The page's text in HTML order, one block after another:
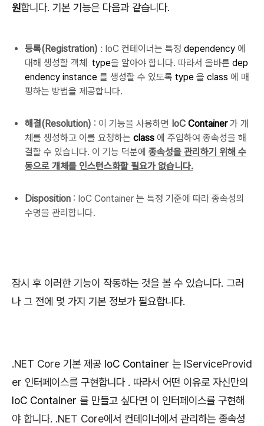
원합니다. 기본 기능은 다음과 같습니다.
등록(Registration) : IoC 컨테이너는 특정 dependency 에
대해 생성할 객체
type을 알아야 합니다. 따라서 올바른 dep
endency instance 를 생성할 수 있도록 type 을 class 에 매
핑하는 방법을 제공합니다.
해결(Resolution) : 이 기능을 사용하면 IoC Container 가 개
체를 생성하고 이를 요청하는 class 에 주입하여 종속성을 해
결할 수 있습니다. 이 기능 덕분에 종속성을 관리하기 위해 수
동으로 개체를 인스턴스화할 필요가 없습니다.
Disposition : IoC Container 는 특정 기준에 따라 종속성의
수명을 관리합니다.
잠시 후 이러한 기능이 작동하는 것을 볼 수 있습니다. 그러
나 그 전에 몇 가지 기본 정보가 필요합니다.
.NET Core 기본 제공 IoC Container 는 IServiceProvid
er 인터페이스를 구현합니다 . 따라서 어떤 이유로 자신만의
IoC Container 를 만들고 싶다면 이 인터페이스를 구현해
야 합니다. .NET Core에서 컨테이너에서 관리하는 종속성